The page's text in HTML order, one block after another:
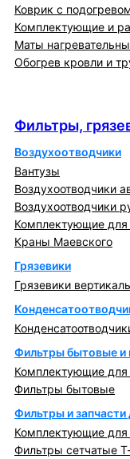
Коврик с
Комплектующие и
Маты
Обогрев кровли и
Фильтры,
Воздухоотводчики
Вантузы
Воздухоотводчики
Воздухоотводчики
Комплектующие для
Краны Маевского
Грязевики
Грязевики
Фильтры бытовые
Комплектующие
Фильтры бытовые
Фильтры и запчасти
Комплектующие для
Фильтры сетчатые